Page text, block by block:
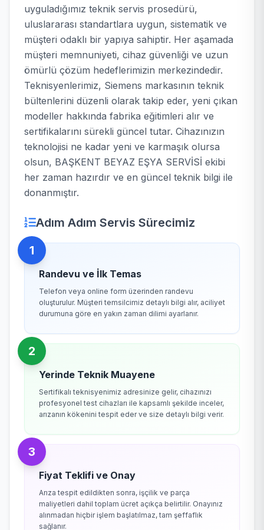
uyguladığımız teknik servis prosedürü,
uluslararası standartlara uygun, sistematik ve
müşteri odaklı bir yapıya sahiptir. Her aşamada
müşteri memnuniyeti, cihaz güvenliği ve uzun
ömürlü çözüm hedeflerimizin merkezindedir.
Teknisyenlerimiz, Siemens markasının teknik
bültenlerini düzenli olarak takip eder, yeni çıkan
modeller hakkında fabrika eğitimleri alır ve
sertifikalarını sürekli güncel tutar. Cihazınızın
teknolojisi ne kadar yeni ve karmaşık olursa
olsun, BAŞKENT BEYAZ EŞYA SERVİSİ ekibi
her zaman hazırdır ve en güncel teknik bilgi ile
donanmıştır.
Adım Adım Servis Sürecimiz
1
Randevu ve İlk Temas
Telefon veya online form üzerinden randevu
oluşturulur. Müşteri temsilcimiz detaylı bilgi alır, aciliyet
durumuna göre en yakın zaman dilimi ayarlanır.
2
Yerinde Teknik Muayene
Sertifikalı teknisyenimiz adresinize gelir, cihazınızı
profesyonel test cihazları ile kapsamlı şekilde inceler,
arızanın kökenini tespit eder ve size detaylı bilgi verir.
3
Fiyat Teklifi ve Onay
Arıza tespit edildikten sonra, işçilik ve parça
maliyetleri dahil toplam ücret açıkça belirtilir. Onayınız
alınmadan hiçbir işlem başlatılmaz, tam şeffaflık
sağlanır.